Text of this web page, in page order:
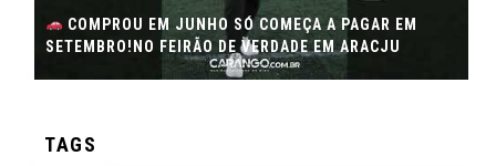
COMPROU EM JUNHO SÓ COMEÇA A PAGAR EM
SETEMBRO!NO FEIRÃO DE VERDADE EM ARACJU
TAGS